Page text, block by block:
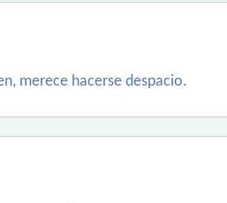
merece hacerse despacio.